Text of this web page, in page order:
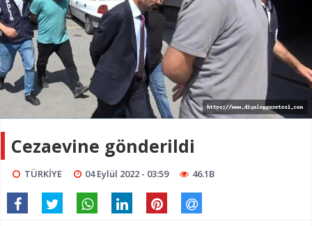
Cezaevine gönderildi
TÜRKİYE 04 Eylül 2022 - 03:59 46.1B